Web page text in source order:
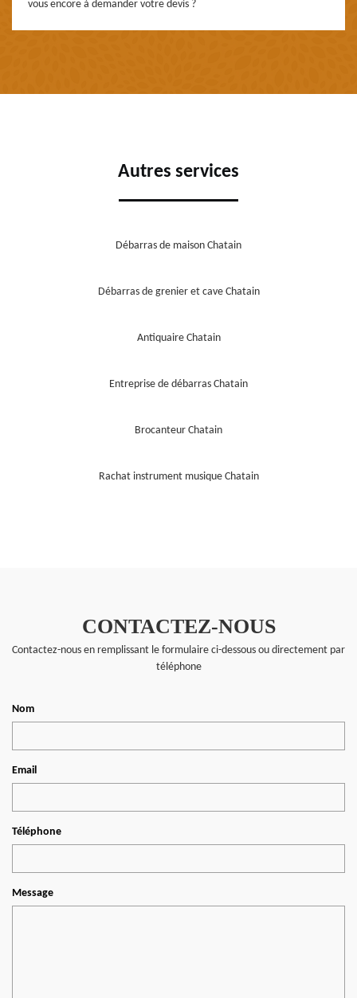
vous encore à demander votre devis ?
Autres services
Débarras de maison Chatain
Débarras de grenier et cave Chatain
Antiquaire Chatain
Entreprise de débarras Chatain
Brocanteur Chatain
Rachat instrument musique Chatain
CONTACTEZ-NOUS
Contactez-nous en remplissant le formulaire ci-dessous ou directement par
téléphone
Nom
Email
Téléphone
Message